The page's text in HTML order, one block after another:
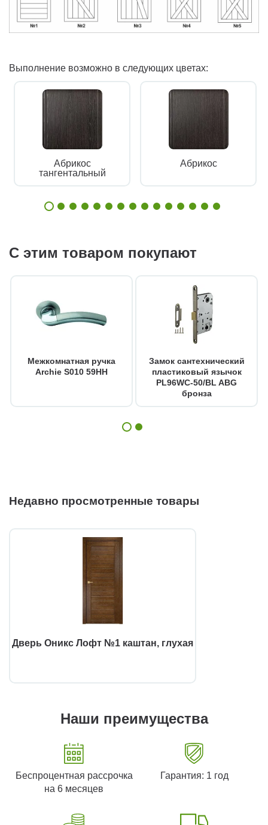
Выполнение возможно в следующих цветах:
Абрикос
тангентальный
Абрикос
С этим товаром покупают
Межкомнатная ручка
Archie S010 59HH
Замок сантехнический
пластиковый язычок
PL96WC-50/BL ABG
бронза
Недавно просмотренные товары
Дверь Оникс Лофт №1 каштан, глухая
Наши преимущества
Беспроцентная рассрочка
на 6 месяцев
Гарантия: 1 год